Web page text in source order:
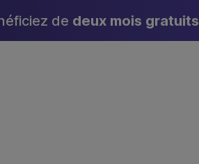
de deux mois gratuits